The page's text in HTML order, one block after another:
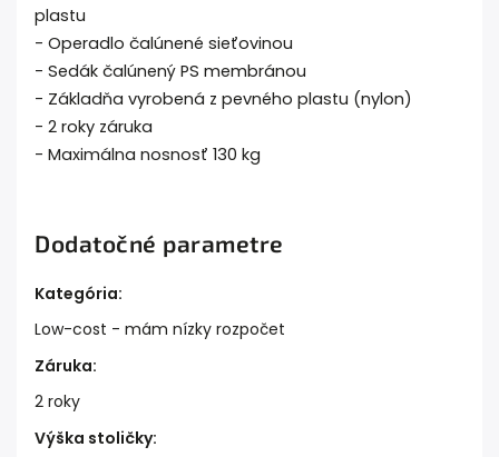
plastu
- Operadlo čalúnené sieťovinou
- Sedák čalúnený PS membránou
- Základňa vyrobená z pevného plastu (nylon)
- 2 roky záruka
- Maximálna nosnosť 130 kg
Dodatočné parametre
Kategória:
Low-cost - mám nízky rozpočet
Záruka:
2 roky
Výška stoličky: